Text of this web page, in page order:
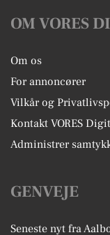
OM VORES
Om os
For annoncører
Vilkår og
Kontakt VORES
Administrer
GENVEJE
Seneste nyt fra